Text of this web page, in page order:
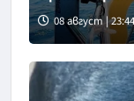
08 август | 23:44